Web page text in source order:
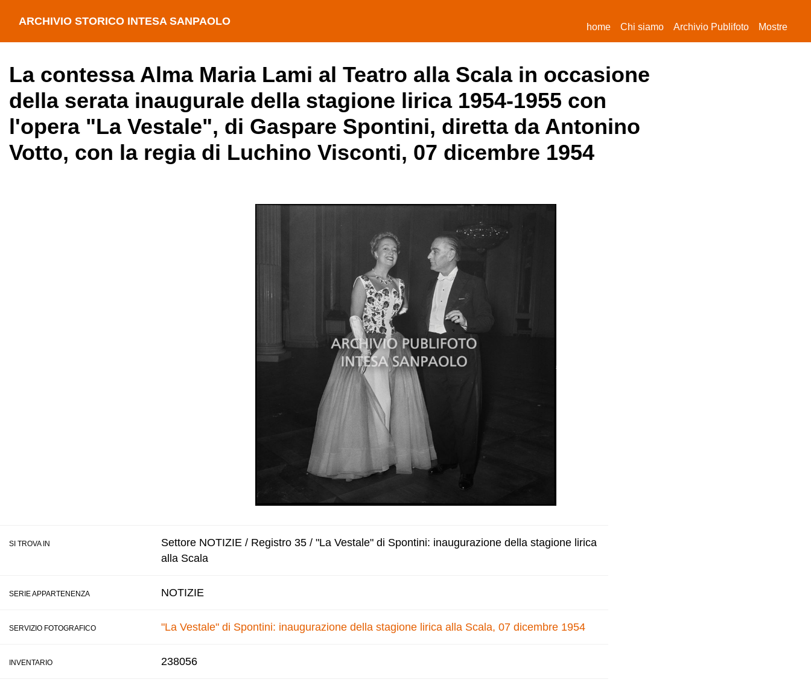
ARCHIVIO STORICO INTESA SANPAOLO home(current)
Chi siamo Archivio Publifoto Mostre
La contessa Alma Maria Lami al Teatro alla Scala in occasione
della serata inaugurale della stagione lirica 1954-1955 con
l'opera "La Vestale", di Gaspare Spontini, diretta da Antonino
Votto, con la regia di Luchino Visconti, 07 dicembre 1954
SI TROVA IN
Settore NOTIZIE / Registro 35 / "La Vestale" di Spontini: inaugurazione della stagione lirica
alla Scala
SERIE APPARTENENZA NOTIZIE
SERVIZIO FOTOGRAFICO "La Vestale" di Spontini: inaugurazione della stagione lirica alla Scala, 07 dicembre 1954
INVENTARIO 238056